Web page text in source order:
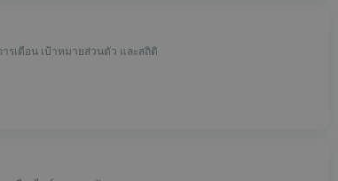
เตือน เป้าหมายส่วนตัว และสถิติ